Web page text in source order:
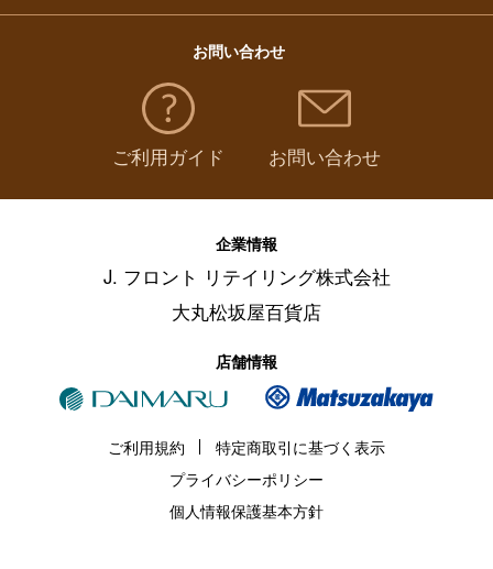
チーズ・乳製品・冷凍食品 （
フルーツ・野菜（130
麺類・レトルト食品（ 211
美容・健康食品（62
その他フード・スイーツ ）
お問い合わせ
ご利用ガイド お問い合わせ
企業情報
J. フロント リテイリング株式会社
大丸松坂屋百貨店
店舗情報
ご利用規約
特定商取引に基づく表示
プライバシーポリシー
個人情報保護基本方針